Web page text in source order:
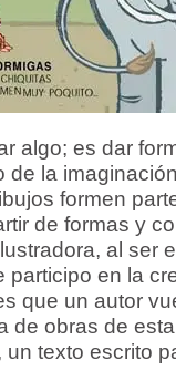
algo; es dar
de la
formen
de formas y
al ser
participo en la
que un autor
de obras de
texto escrito